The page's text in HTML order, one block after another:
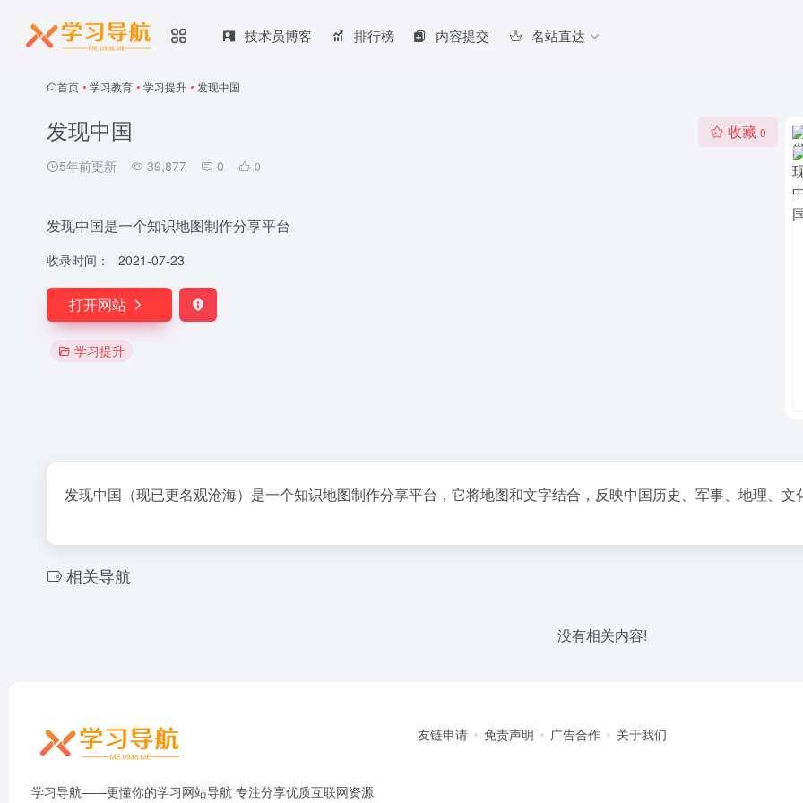
技术员博客 排行榜 内容提交 名站直达
首页 • 学习教育 • 学习提升 • 发现中国
发现中国
5年前更新 39,877 0 0
收藏 0
发现中国是⼀个知识地图制作分享平台
收录时间： 2021-07-23
打开网站
学习提升
发现中国（现已更名观沧海）是⼀个知识地图制作分享平台，它将地图和文字结合，反映中国历史、军事、地理、
相关导航
没有相关内容!
学习导航——更懂你的学习网站导航 专注分享优质互联网资源
友链申请 免责声明 广告合作 关于我们